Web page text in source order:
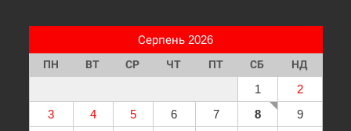
Серпень 2026
ПН ВТ СР ЧТ ПТ СБ НД
1
2
3
4 5 6 7 8
9